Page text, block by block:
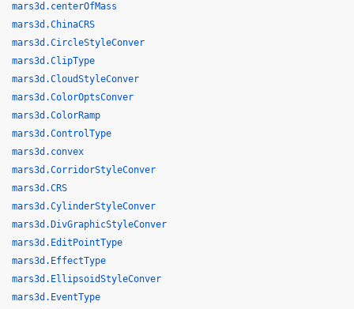
mars3d.centerOfMass
mars3d.ChinaCRS
mars3d.CircleStyleConver
mars3d.ClipType
mars3d.CloudStyleConver
mars3d.ColorOptsConver
mars3d.ColorRamp
mars3d.ControlType
mars3d.convex
mars3d.CorridorStyleConver
mars3d.CRS
mars3d.CylinderStyleConver
mars3d.DivGraphicStyleConver
mars3d.EditPointType
mars3d.EffectType
mars3d.EllipsoidStyleConver
mars3d.EventType